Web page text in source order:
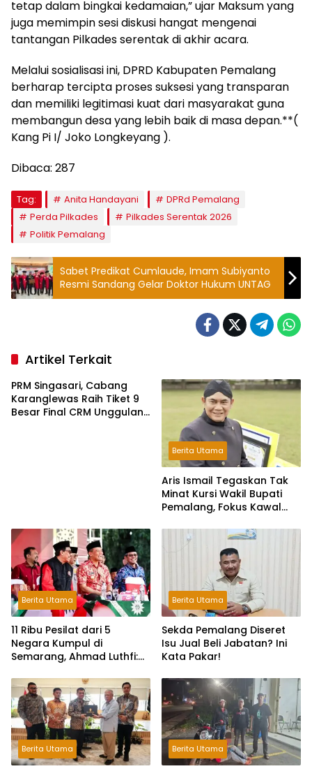
tetap dalam bingkai kedamaian,” ujar Maksum yang
juga memimpin sesi diskusi hangat mengenai
tantangan Pilkades serentak di akhir acara.
​Melalui sosialisasi ini, DPRD Kabupaten Pemalang
berharap tercipta proses suksesi yang transparan
dan memiliki legitimasi kuat dari masyarakat guna
membangun desa yang lebih baik di masa depan.**(
Kang Pi I/ Joko Longkeyang ).
Dibaca: 287
Tag: Anita Handayani
DPRd Pemalang
Perda Pilkades
Pilkades Serentak 2026
Politik Pemalang
Sabet Predikat Cumlaude, Imam Subiyanto
Resmi Sandang Gelar Doktor Hukum UNTAG
Artikel Terkait
PRM Singasari, Cabang
Karanglewas Raih Tiket 9
Besar Final CRM Unggulan
Berita Utama
Aris Ismail Tegaskan Tak
Minat Kursi Wakil Bupati
Pemalang, Fokus Kawal
Berita Utama
11 Ribu Pesilat dari 5
Negara Kumpul di
Semarang, Ahmad Luthfi:
Bangsa!
Berita Utama
Sekda Pemalang Diseret
Isu Jual Beli Jabatan? Ini
Kata Pakar!
Berita Utama Berita Utama